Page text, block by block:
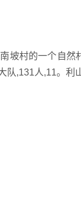
坡村的一个自然
队,131人,11。利